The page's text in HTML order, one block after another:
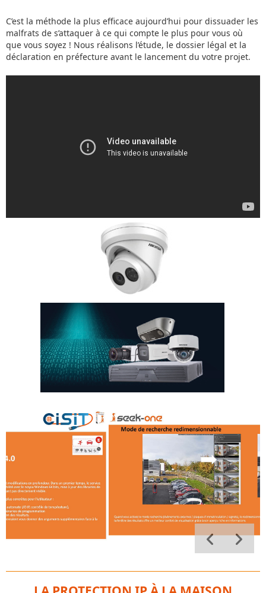
C’est la méthode la plus efficace aujourd’hui pour dissuader les
malfrats de s’attaquer à ce qui compte le plus pour vous où
que vous soyez ! Nous réalisons l’étude, le dossier légal et la
déclaration en préfecture avant le lancement du votre projet.